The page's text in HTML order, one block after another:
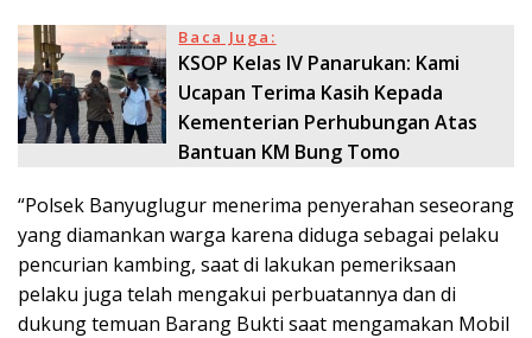
Baca Juga:
KSOP Kelas IV Panarukan: Kami
Ucapan Terima Kasih Kepada
Kementerian Perhubungan Atas
Bantuan KM Bung Tomo
“Polsek Banyuglugur menerima penyerahan seseorang
yang diamankan warga karena diduga sebagai pelaku
pencurian kambing, saat di lakukan pemeriksaan
pelaku juga telah mengakui perbuatannya dan di
dukung temuan Barang Bukti saat mengamakan Mobil